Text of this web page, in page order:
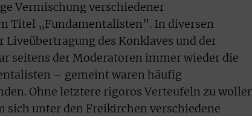
Vermischung verschiedener
Titel „Fundamentalisten”. In diversen
Liveübertragung des Konklaves und der
seitens der Moderatoren immer wieder die
– gemeint waren häufig
Ohne letztere rigoros Verteufeln zu
sich unter den Freikirchen verschiedene